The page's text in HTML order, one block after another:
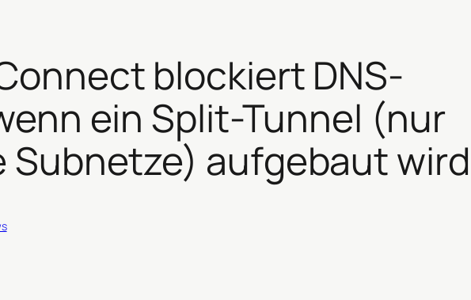
blockiert DNS-
ein Split-Tunnel (nur
Subnetze) aufgebaut wird